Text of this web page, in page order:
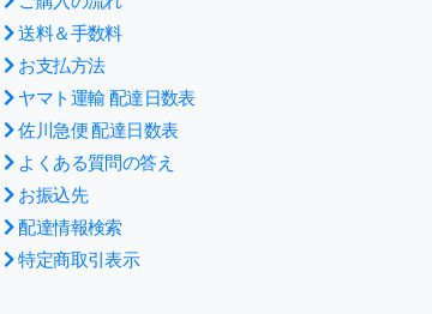
送料＆手数料
お支払方法
ヤマト運輸 配達日数表
佐川急便 配達日数表
よくある質問の答え
お振込先
配達情報検索
特定商取引表示